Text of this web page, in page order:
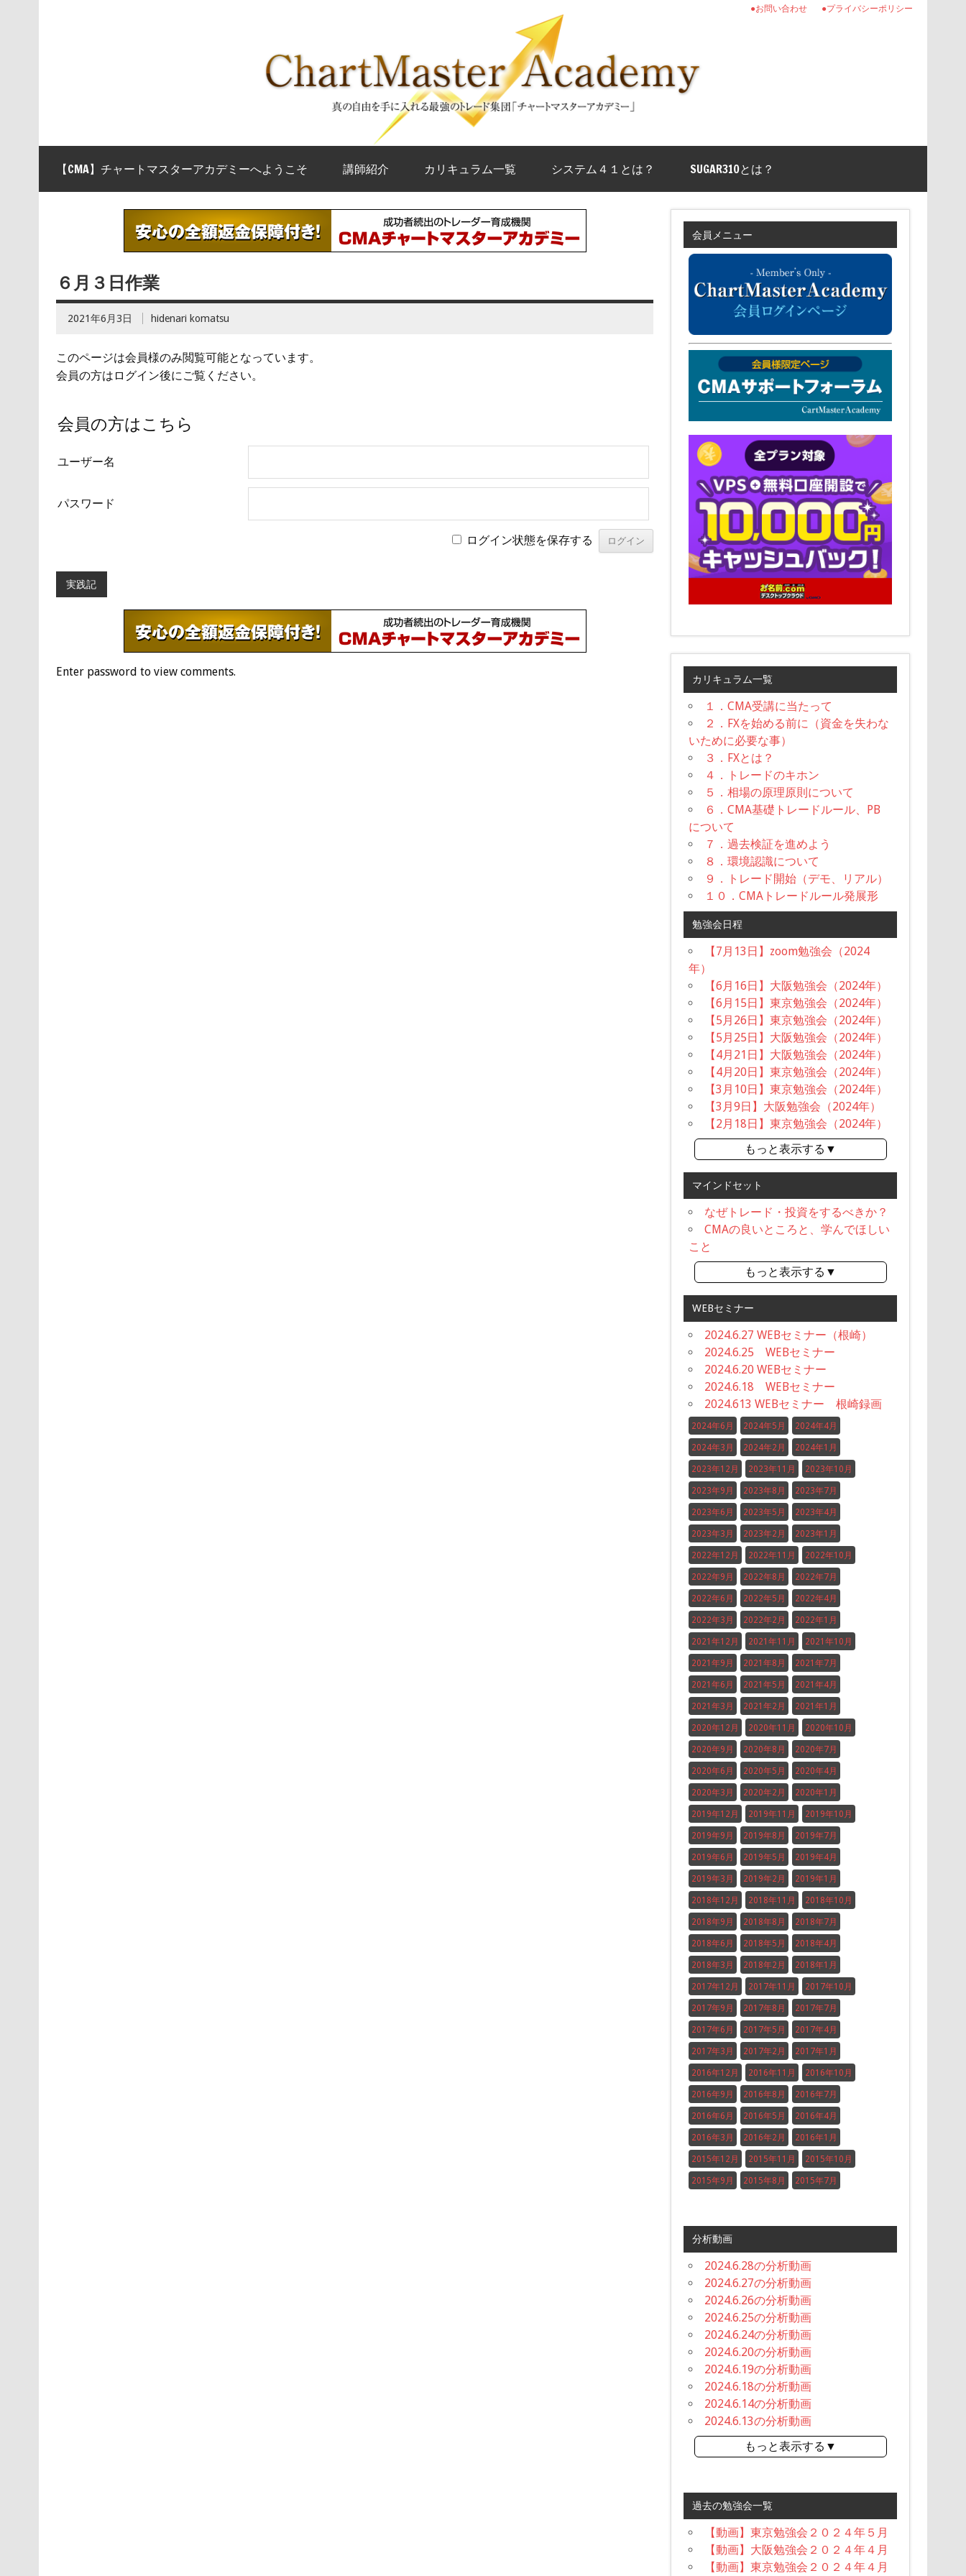
●プライバシーポリシー
●お問い合わせ
【CMA】チャートマスターアカデミーへようこそ 講師紹介 カリキュラム一覧 システム４１とは？ SUGAR310とは？
６月３日作業
2021年6月3日 hidenari komatsu
このページは会員様のみ閲覧可能となっています。
会員の方はログイン後にご覧ください。
会員の方はこちら
ユーザー名
パスワード
ログイン状態を保存する
実践記
Enter password to view comments.
会員メニュー
カリキュラム一覧
１．CMA受講に当たって
２．FXを始める前に（資金を失わな
いために必要な事）
３．FXとは？
４．トレードのキホン
５．相場の原理原則について
６．CMA基礎トレードルール、PB
について
７．過去検証を進めよう
８．環境認識について
９．トレード開始（デモ、リアル）
１０．CMAトレードルール発展形
勉強会日程
【7月13日】zoom勉強会（2024
年）
【6月16日】大阪勉強会（2024年）
【6月15日】東京勉強会（2024年）
【5月26日】東京勉強会（2024年）
【5月25日】大阪勉強会（2024年）
【4月21日】大阪勉強会（2024年）
【4月20日】東京勉強会（2024年）
【3月10日】東京勉強会（2024年）
【3月9日】大阪勉強会（2024年）
【2月18日】東京勉強会（2024年）
もっと表示する▼
マインドセット
なぜトレード・投資をするべきか？
CMAの良いところと、学んでほしい
こと
もっと表示する▼
WEBセミナー
2024.6.27 WEBセミナー（根崎）
2024.6.25 WEBセミナー
2024.6.20 WEBセミナー
2024.6.18 WEBセミナー
2024.613 WEBセミナー 根崎録画
2024年6月 2024年5月 2024年4月
2024年3月 2024年2月 2024年1月
2023年12月 2023年11月 2023年10月
2023年9月 2023年8月 2023年7月
2023年6月 2023年5月 2023年4月
2023年3月 2023年2月 2023年1月
2022年12月 2022年11月 2022年10月
2022年9月 2022年8月 2022年7月
2022年6月 2022年5月 2022年4月
2022年3月 2022年2月 2022年1月
2021年12月 2021年11月 2021年10月
2021年9月 2021年8月 2021年7月
2021年6月 2021年5月 2021年4月
2021年3月 2021年2月 2021年1月
2020年12月 2020年11月 2020年10月
2020年9月 2020年8月 2020年7月
2020年6月 2020年5月 2020年4月
2020年3月 2020年2月 2020年1月
2019年12月 2019年11月 2019年10月
2019年9月 2019年8月 2019年7月
2019年6月 2019年5月 2019年4月
2019年3月 2019年2月 2019年1月
2018年12月 2018年11月 2018年10月
2018年9月 2018年8月 2018年7月
2018年6月 2018年5月 2018年4月
2018年3月 2018年2月 2018年1月
2017年12月 2017年11月 2017年10月
2017年9月 2017年8月 2017年7月
2017年6月 2017年5月 2017年4月
2017年3月 2017年2月 2017年1月
2016年12月 2016年11月 2016年10月
2016年9月 2016年8月 2016年7月
2016年6月 2016年5月 2016年4月
2016年3月 2016年2月 2016年1月
2015年12月 2015年11月 2015年10月
2015年9月 2015年8月 2015年7月
分析動画
2024.6.28の分析動画
2024.6.27の分析動画
2024.6.26の分析動画
2024.6.25の分析動画
2024.6.24の分析動画
2024.6.20の分析動画
2024.6.19の分析動画
2024.6.18の分析動画
2024.6.14の分析動画
2024.6.13の分析動画
もっと表示する▼
過去の勉強会一覧
【動画】東京勉強会２０２４年５月
【動画】大阪勉強会２０２４年４月
【動画】東京勉強会２０２４年４月